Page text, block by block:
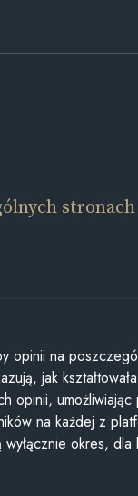
stronach
opinii na
jak
opinii,
na każdej z
okres, dla